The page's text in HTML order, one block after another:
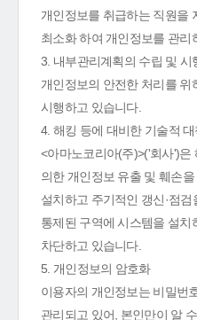
개인정보를 취급하는 직원을
최소화 하여 개인정보를 관리
3. 내부관리계획의 수립 및 시
개인정보의 안전한 처리를
시행하고 있습니다.
4. 해킹 등에 대비한 기술적 대
<아마노코리아(주)>('회사')은
의한 개인정보 유출 및 훼손
설치하고 주기적인 갱신·점
통제된 구역에 시스템을 설치
차단하고 있습니다.
5. 개인정보의 암호화
이용자의 개인정보는 비밀번
관리되고 있어, 본인만이 알